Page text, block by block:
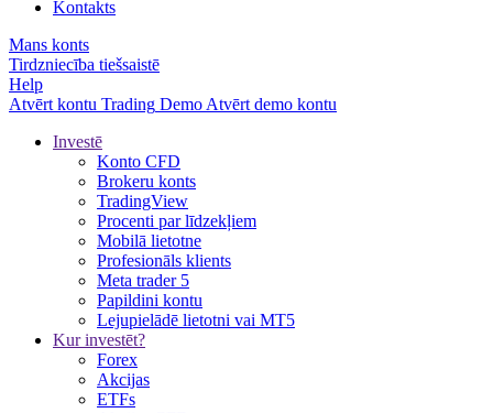
Kontakts
Mans konts
Tirdzniecība tiešsaistē
Help
Atvērt kontu Trading Demo Atvērt demo kontu
Investē
Konto CFD
Brokeru konts
TradingView
Procenti par līdzekļiem
Mobilā lietotne
Profesionāls klients
Meta trader 5
Papildini kontu
Lejupielādē lietotni vai MT5
Kur investēt?
Forex
Akcijas
ETFs